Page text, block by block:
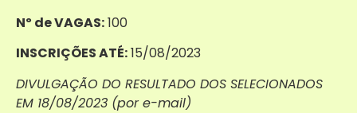
Nº de VAGAS:100
INSCRIÇÕES ATÉ:15/08/2023
DIVULGAÇÃO DO RESULTADO DOS SELECIONADOS
EM 18/08/2023 (por e-mail)